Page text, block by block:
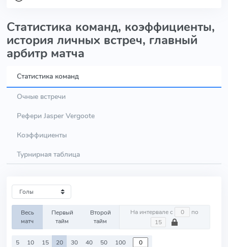
Статистика команд, коэффициенты,
история личных встреч, главный
арбитр матча
Статистика команд
Очные встречи
Рефери Jasper Vergoote
Коэффициенты
Турнирная таблица
Весь
матч
Первый
тайм
Второй
тайм
На интервале с по
5 10 15 20 30 40 50 100